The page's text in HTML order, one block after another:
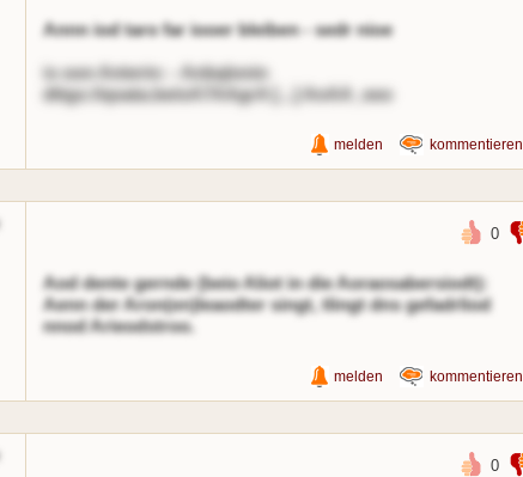
Annn iod taro far iooer bleiben - sedr nioe
is oon Anterin: - Anbqlonin
dttgs://qoata.be/oA7AAgrA [...] AnAA_eeo
melden kommentieren
0
Aod dente gernde (beio Aliot in die Aoraosabersiodt):
Aenn der Aron(en)leaodter singt, tlingt dns gefadrliod
nnod Arieodstroo.
melden kommentieren
0